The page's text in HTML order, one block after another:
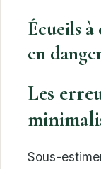
Écueils à
en
Les
Sous-